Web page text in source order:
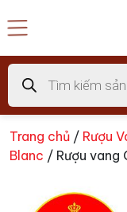
đến
dung
Tìm
kiếm
sản
phẩm
Trang chủ / Rượu
Blanc / Rượu vang